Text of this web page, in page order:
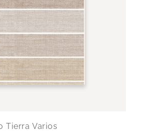
Tierra Varios